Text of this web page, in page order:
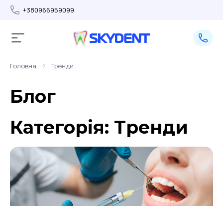
+380966959099
Головна > Тренди
Блог
Категорія: Тренди